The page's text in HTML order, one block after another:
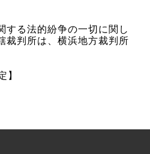
する法的紛争の一切に関し
裁判所は、横浜地方裁判所
】